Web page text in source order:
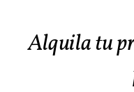
Alquila tu